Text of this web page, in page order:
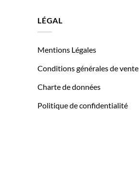
LÉGAL
Mentions Légales
Conditions générales de vente
Charte de données
Politique de confidentialité